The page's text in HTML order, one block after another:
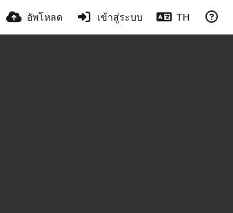
อัพโหลด เข้าสู่ระบบ TH